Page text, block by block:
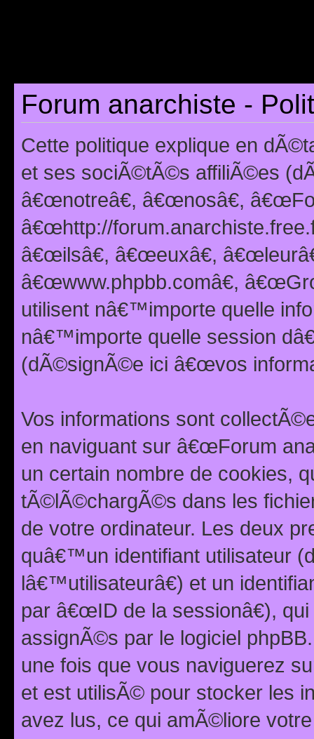
Forum anarchiste -
Cette politique explique en
et ses sociÃ©tÃ©s affiliÃ©es
â€œnotreâ€, â€œnosâ€,
â€œhttp://
â€œilsâ€, â€œeuxâ€,
â€œwww.phpbb.comâ€,
utilisent nâ€™importe quelle
nâ€™importe quelle session
(dÃ©signÃ©e ici â€œvos
Vos informations sont
en naviguant sur â€œForum
un certain nombre de cookies,
tÃ©lÃ©chargÃ©s dans les
de votre ordinateur. Les deux
quâ€™un identifiant utilisateur
lâ€™utilisateurâ€) et un
par â€œID de la sessionâ€),
assignÃ©s par le logiciel
une fois que vous naviguerez
et est utilisÃ© pour stocker les
avez lus, ce qui amÃ©liore